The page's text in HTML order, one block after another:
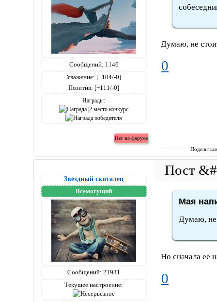
Сообщений: 1146
Уважение: [+104/-0]
Позитив: [+111/-0]
Награды:
Думаю, не
0
Звездный скиталец
Всемогущий
Сообщений: 21931
Текущее настроение:
Мая
Думаю, не
Но сначала ее
0